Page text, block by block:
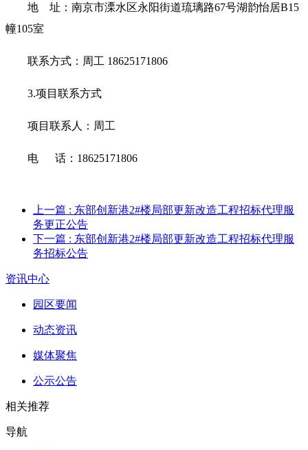
地 址： 南京市溧水区永阳街道琉璃路67号湖韵怡居B15
幢105室
联系方式： 周工 18625171806
3.项目联系方式
项目联系人： 周工
电 话： 18625171806
上一篇 : 东部创新港2#楼局部更新改造工程招标代理服
务更正公告
下一篇 : 东部创新港2#楼局部更新改造工程招标代理服
务招标公告
资讯中心
园区要闻
动态资讯
媒体聚焦
公示公告
相关推荐
导航